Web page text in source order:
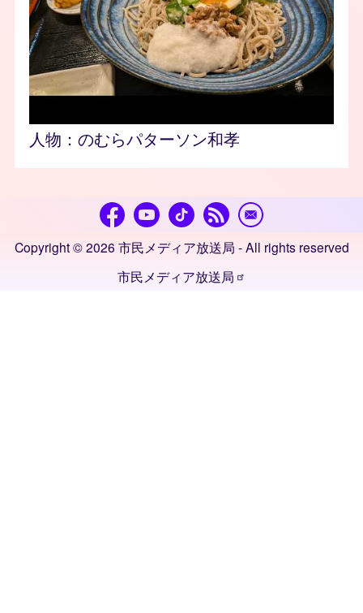
人物： のむらパターソン和孝
Copyright © 2026 市民メディア放送局 - All rights reserved
市民メディア放送局